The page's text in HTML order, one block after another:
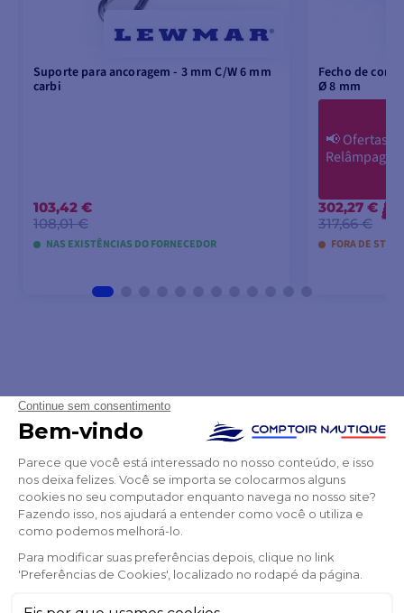
Suporte para ancoragem - 3 mm C/W 6 mm
carbi
103,42 €
108,01 €
NAS EXISTÊNCIAS DO FORNECEDOR
Fecho de
Ø 8 mm
📢Ofertas
Relâmpago
302,27 €
317,66 €
FORA DE